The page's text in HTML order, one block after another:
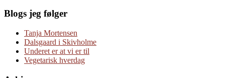
Blogs jeg følger
Tanja Mortensen
Dalsgaard i Skivholme
Underet er at vi er til
Vegetarisk hverdag